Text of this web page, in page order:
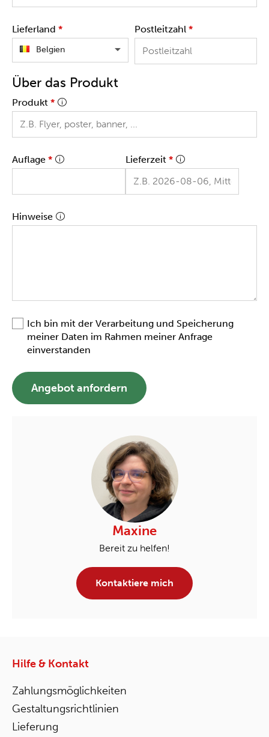
Lieferland *
Belgien
Postleitzahl *
Über das Produkt
Produkt *
Auflage * Lieferzeit *
Hinweise
Ich bin mit der Verarbeitung und Speicherung
meiner Daten im Rahmen meiner Anfrage
einverstanden
Angebot anfordern
Maxine
Bereit zu helfen!
Kontaktiere mich
Hilfe & Kontakt
Zahlungsmöglichkeiten
Gestaltungsrichtlinien
Lieferung